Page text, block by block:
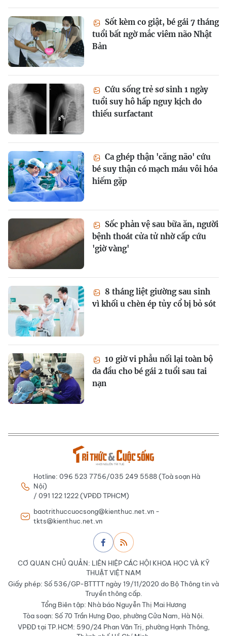
Sốt kèm co giật, bé gái 7 tháng
tuổi bất ngờ mắc viêm não Nhật
Bản
Cứu sống trẻ sơ sinh 1 ngày
tuổi suy hô hấp nguy kịch do
thiếu surfactant
Ca ghép thận 'căng não' cứu
bé suy thận có mạch máu vôi hóa
hiếm gặp
Sốc phản vệ sau bữa ăn, người
bệnh thoát cửa tử nhờ cấp cứu
'giờ vàng'
8 tháng liệt giường sau sinh
vì khối u chèn ép tủy cổ bị bỏ sót
10 giờ vi phẫu nối lại toàn bộ
da đầu cho bé gái 2 tuổi sau tai
nạn
Hotline: 096 523 7756/035 249 5588 (Toà soạn Hà
Nội)
/ 091 122 1222 (VPĐD TPHCM)
baotrithuccuocsong@kienthuc.net.vn -
tkts@kienthuc.net.vn
CƠ QUAN CHỦ QUẢN: LIÊN HIỆP CÁC HỘI KHOA HỌC VÀ KỸ
THUẬT VIỆT NAM
Giấy phép: Số 536/GP-BTTTT ngày 19/11/2020 do Bộ Thông tin và
Truyền thông cấp.
Tổng Biên tập: Nhà báo Nguyễn Thị Mai Hương
Tòa soạn: Số 70 Trần Hưng Đạo, phường Cửa Nam, Hà Nội.
VPĐD tại TP.HCM: 590/24 Phan Văn Trị, phường Hạnh Thông,